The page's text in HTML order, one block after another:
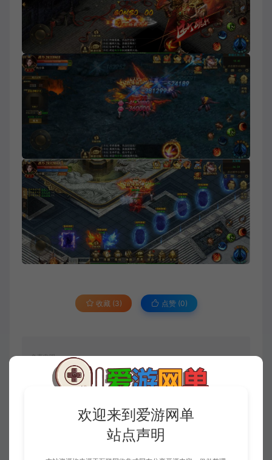
收藏 (3) 点赞 (0)
免责申明
请仔细阅读本站免责申明，如不遵守，或无法接受，请勿访问或使用本网
本站内容均为虚拟内容，赞助后无法召回，顾不支持退换！避免纠纷耽误时
间！介意勿赞助！
1、爱游网单所有网单资源来源于网络，仅供学习交流之用。切勿用于商业
欢迎来到爱游网单
站点声明